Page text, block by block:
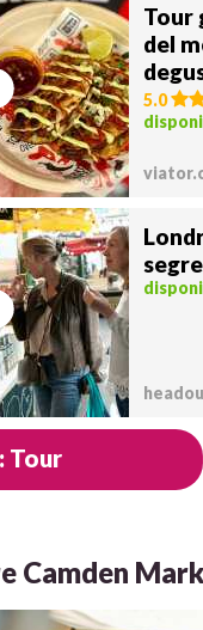
Tour
del
5.0
Tour
Camden